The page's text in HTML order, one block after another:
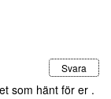
Svara
som hänt för er .